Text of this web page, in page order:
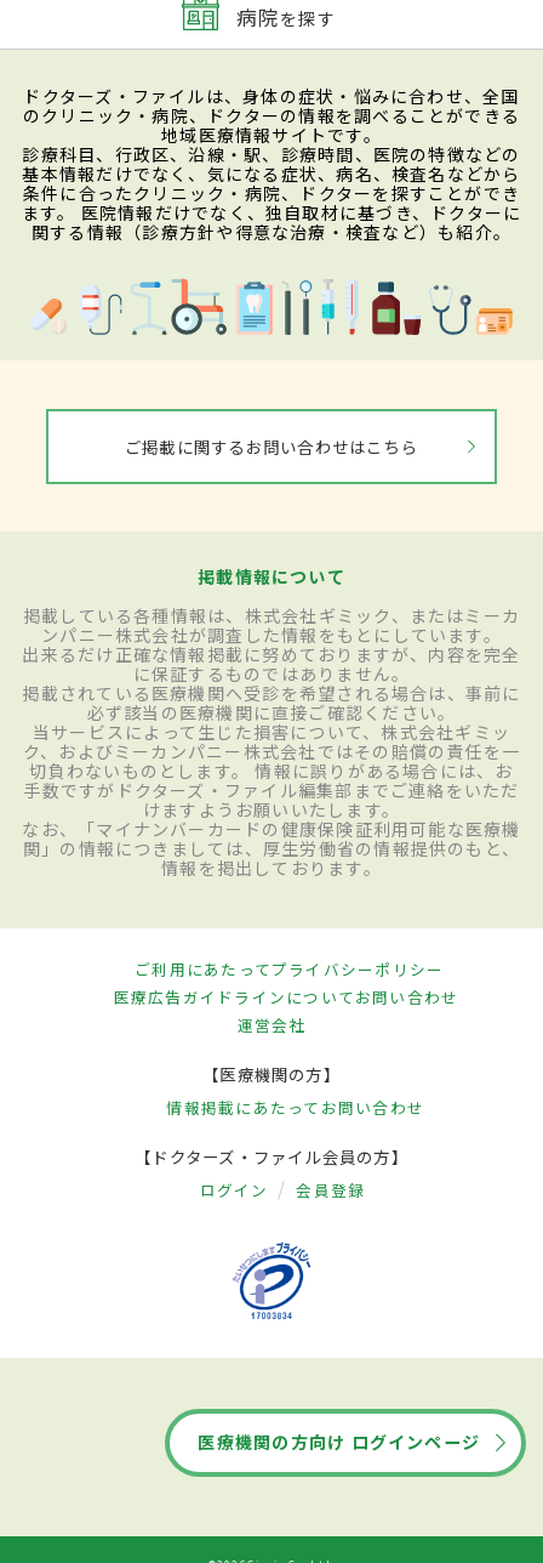
病院を探す
ドクターズ・ファイルは、身体の症状・悩みに合わせ、全国
のクリニック・病院、ドクターの情報を調べることができる
地域医療情報サイトです。
診療科目、行政区、沿線・駅、診療時間、医院の特徴などの
基本情報だけでなく、気になる症状、病名、検査名などから
条件に合ったクリニック・病院、ドクターを探すことができ
ます。 医院情報だけでなく、独自取材に基づき、ドクターに
関する情報（診療方針や得意な治療・検査など）も紹介。
ご掲載に関するお問い合わせはこちら
掲載情報について
掲載している各種情報は、株式会社ギミック、またはミーカ
ンパニー株式会社が調査した情報をもとにしています。
出来るだけ正確な情報掲載に努めておりますが、内容を完全
に保証するものではありません。
掲載されている医療機関へ受診を希望される場合は、事前に
必ず該当の医療機関に直接ご確認ください。
当サービスによって生じた損害について、株式会社ギミッ
ク、およびミーカンパニー株式会社ではその賠償の責任を一
切負わないものとします。 情報に誤りがある場合には、お
手数ですがドクターズ・ファイル編集部までご連絡をいただ
けますようお願いいたします。
なお、「マイナンバーカードの健康保険証利用可能な医療機
関」の情報につきましては、厚生労働省の情報提供のもと、
情報を掲出しております。
ご利用にあたってプライバシーポリシー
医療広告ガイドラインについてお問い合わせ
運営会社
【医療機関の方】
情報掲載にあたって お問い合わせ
【ドクターズ・ファイル会員の方】
ログイン 会員登録
医療機関の方向け ログインページ